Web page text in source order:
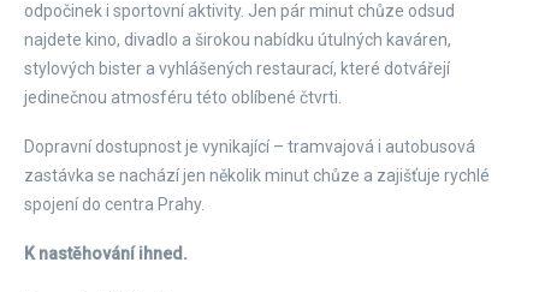
odpočinek i sportovní aktivity. Jen pár minut chůze odsud
najdete kino, divadlo a širokou nabídku útulných kaváren,
stylových bister a vyhlášených restaurací, které dotvářejí
jedinečnou atmosféru této oblíbené čtvrti.
Dopravní dostupnost je vynikající – tramvajová i autobusová
zastávka se nachází jen několik minut chůze a zajišťuje rychlé
spojení do centra Prahy.
K nastěhování ihned.